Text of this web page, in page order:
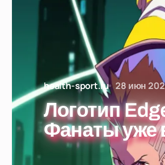
health-sport.ru 28 июн
Логотип
Фанаты уже